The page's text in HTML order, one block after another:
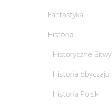
Fantastyka
Historia
Historyczne Bitwy
Historia obyczaju
Historia Polski